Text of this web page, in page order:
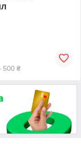
500 ₴